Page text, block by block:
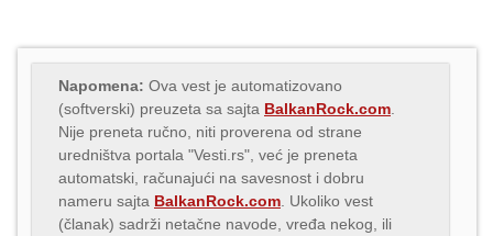
Napomena: Ova vest je automatizovano
(softverski) preuzeta sa sajta BalkanRock.com
Nije preneta ručno, niti proverena od strane
uredništva portala "Vesti.rs", već je preneta
automatski, računajući na savesnost i dobru
nameru sajta BalkanRock.com . Ukoliko vest
(članak) sadrži netačne navode, vređa nekog, ili